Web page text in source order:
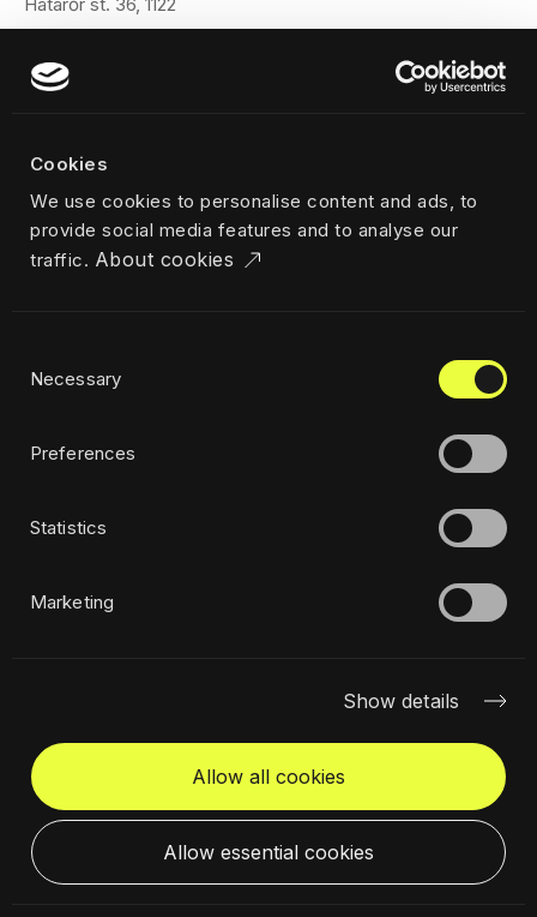
Cookies
We use cookies to personalise content and ads, to
provide social media features and to analyse our
traffic. About cookies
Selection
Necessary
Preferences
Statistics
Marketing
Show details
Allow all cookies
Allow essential cookies
Telephone
+36 70 669 1466
VAT HU25717002
peter.palasics@civitta.com